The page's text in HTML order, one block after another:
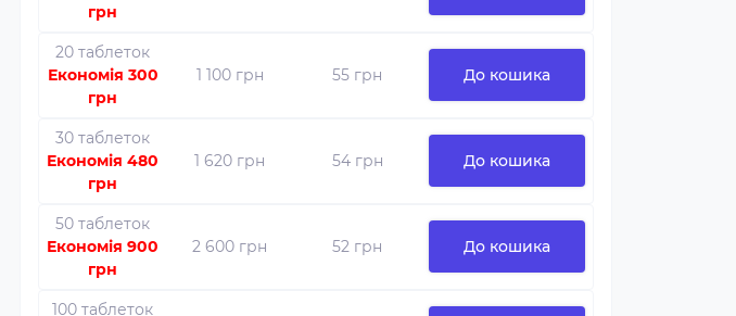
грн
20 таблеток
Економія 300
грн
1 100 грн 55 грн До кошика
30 таблеток
Економія 480
грн
1 620 грн 54 грн До кошика
50 таблеток
Економія 900
грн
2 600 грн 52 грн До кошика
100 таблеток